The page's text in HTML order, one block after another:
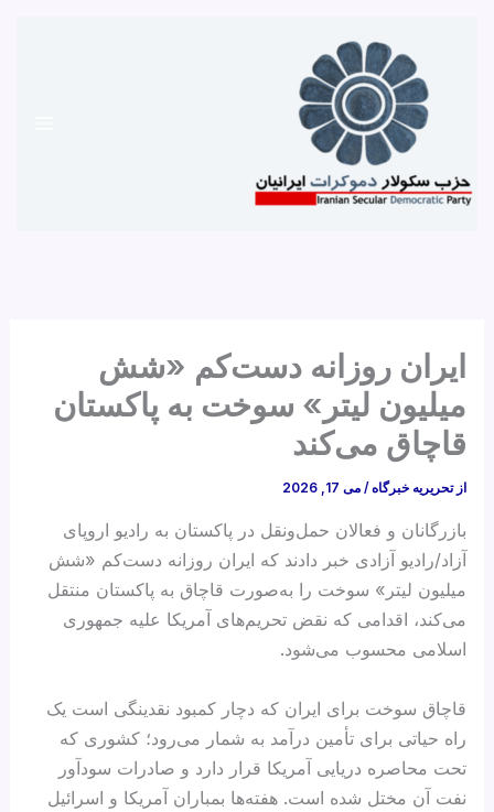
ایران روزانه دست‌کم «شش
میلیون لیتر» سوخت به پاکستان
قاچاق می‌کند
از تحریریه خبرگاه/می 17, 2026
بازرگانان و فعالان حمل‌ونقل در پاکستان به رادیو اروپای
آزاد/رادیو آزادی خبر دادند که ایران روزانه دست‌کم «شش
میلیون لیتر» سوخت را به‌صورت قاچاق به پاکستان منتقل
می‌کند، اقدامی که نقض تحریم‌های آمریکا علیه جمهوری
اسلامی محسوب می‌شود.
قاچاق سوخت برای ایران که دچار کمبود نقدینگی است یک
راه حیاتی برای تأمین درآمد به شمار می‌رود؛ کشوری که
تحت محاصره دریایی آمریکا قرار دارد و صادرات سودآور
نفت آن مختل شده است. هفته‌ها بمباران آمریکا و اسرائیل